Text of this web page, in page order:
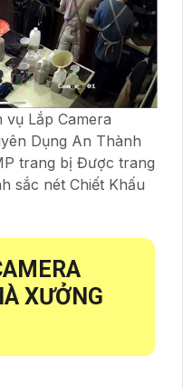
Lắp Camera
Dụng An Thành
trang bị Được trang
sắc nét Chiết Khấu
XƯỞNG